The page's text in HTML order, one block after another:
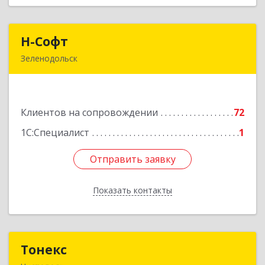
Н-Софт
Зеленодольск
Клиентов на сопровождении
72
1С:Специалист
1
Отправить заявку
Показать контакты
Подробнее
Отправить заявку
Назад
Тонекс